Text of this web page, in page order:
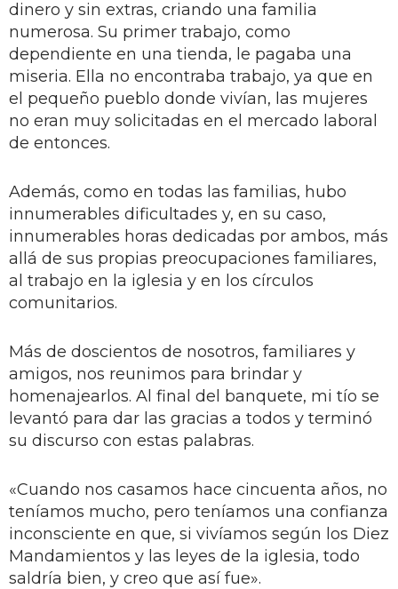
dinero y sin extras, criando una familia
numerosa. Su primer trabajo, como
dependiente en una tienda, le pagaba una
miseria. Ella no encontraba trabajo, ya que en
el pequeño pueblo donde vivían, las mujeres
no eran muy solicitadas en el mercado laboral
de entonces.
Además, como en todas las familias, hubo
innumerables dificultades y, en su caso,
innumerables horas dedicadas por ambos, más
allá de sus propias preocupaciones familiares,
al trabajo en la iglesia y en los círculos
comunitarios.
Más de doscientos de nosotros, familiares y
amigos, nos reunimos para brindar y
homenajearlos. Al final del banquete, mi tío se
levantó para dar las gracias a todos y terminó
su discurso con estas palabras.
«Cuando nos casamos hace cincuenta años, no
teníamos mucho, pero teníamos una confianza
inconsciente en que, si vivíamos según los Diez
Mandamientos y las leyes de la iglesia, todo
saldría bien, y creo que así fue».